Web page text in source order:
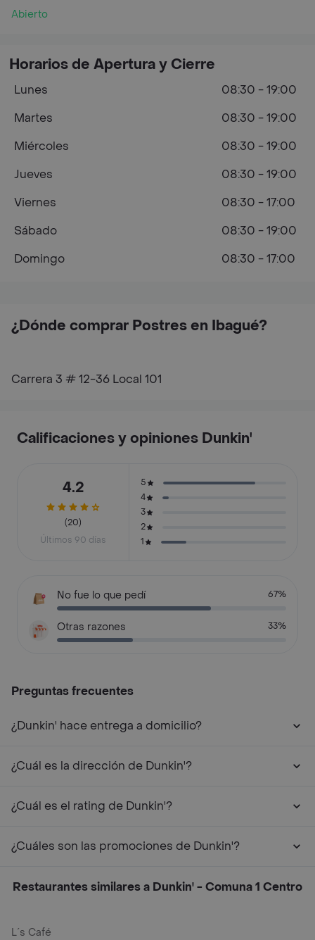
Abierto
¿Dónde comprar Postres en Ibagué?
Carrera 3 # 12-36 Local 101
Horarios de Apertura y Cierre
Lunes
08:30 - 19:00
Martes
08:30 - 19:00
Miércoles
08:30 - 19:00
Jueves
08:30 - 19:00
Viernes
08:30 - 17:00
Sábado
08:30 - 19:00
Domingo
08:30 - 17:00
Calificaciones y opiniones Dunkin'
4.2
(20)
Últimos 90 días
5
4
3
2
1
No fue lo que pedí 67%
Otras razones 33%
Preguntas frecuentes
¿Dunkin' hace entrega a domicilio?
¿Cuál es la dirección de Dunkin'?
¿Cuál es el rating de Dunkin'?
¿Cuáles son las promociones de Dunkin'?
Restaurantes similares a Dunkin' - Comuna 1 Centro
L´s Café